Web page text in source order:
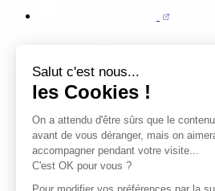
Salut c'est nous...
les Cookies !
On a attendu d'être sûrs que le
avant de vous déranger, mais on
accompagner pendant votre visite...
C'est OK pour vous ?
Pour modifier vos préférences par la